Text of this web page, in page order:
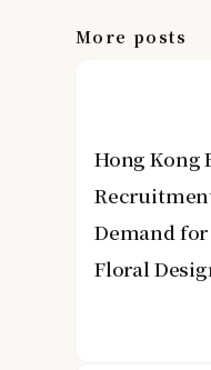
More posts
Hong Kong
Demand for
Floral